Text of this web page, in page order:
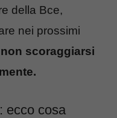
della Bce,
nei prossimi
non scoraggiarsi
ecco cosa